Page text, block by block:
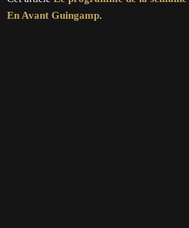
En Avant Guingamp.